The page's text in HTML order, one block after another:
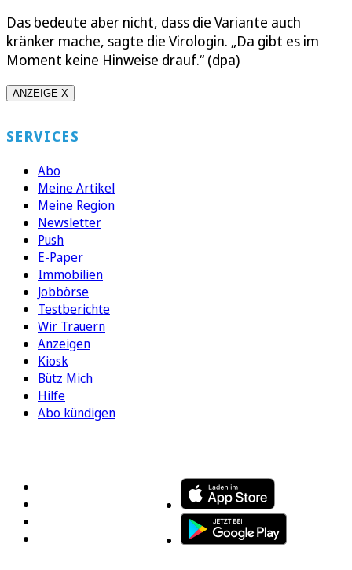
Das bedeute aber nicht, dass die Variante auch
kränker mache, sagte die Virologin. „Da gibt es im
Moment keine Hinweise drauf.“ (dpa)
ANZEIGE X
SERVICES
Abo
Meine Artikel
Meine Region
Newsletter
Push
E-Paper
Immobilien
Jobbörse
Testberichte
Wir Trauern
Anzeigen
Kiosk
Bütz Mich
Hilfe
Abo kündigen